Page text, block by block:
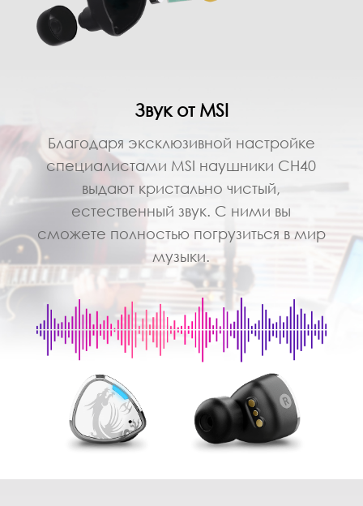
Звук от MSI
Благодаря эксклюзивной настройке
специалистами MSI наушники CH40
выдают кристально чистый,
естественный звук. С ними вы
сможете полностью погрузиться в мир
музыки.